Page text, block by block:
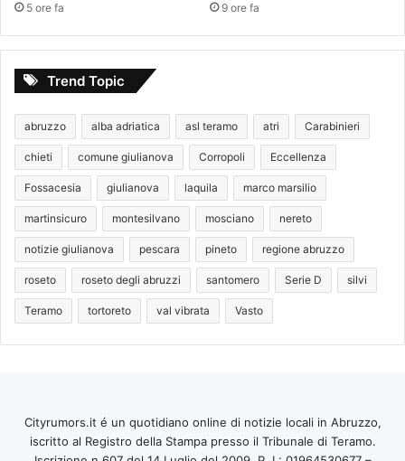
5 ore fa 9 ore fa
Trend Topic
abruzzo alba adriatica asl teramo atri Carabinieri
chieti comune giulianova Corropoli Eccellenza
Fossacesia giulianova laquila marco marsilio
martinsicuro montesilvano mosciano nereto
notizie giulianova pescara pineto regione abruzzo
roseto roseto degli abruzzi santomero Serie D silvi
Teramo tortoreto val vibrata Vasto
Cityrumors.it é un quotidiano online di notizie locali in Abruzzo,
iscritto al Registro della Stampa presso il Tribunale di Teramo.